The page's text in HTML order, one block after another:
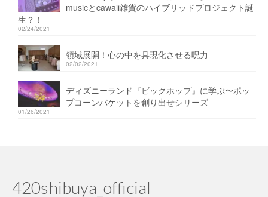
musicとcawaii雑貨のハイブリッドプロジェクト誕
生？！
02/24/2021
領域展開！心の中を具現化させる呪力
02/02/2021
ディズニーランド『ビックホップ』に学ぶ〜ポッ
プコーンバケットを創り出せシリーズ
01/26/2021
420shibuya_official